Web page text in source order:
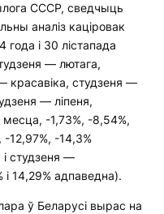
СССР, сведчыць
аналіз каціровак
і 30 лістапада
— лютага,
красавіка, студзеня —
— ліпеня,
-1,73%, -8,54%,
-12,97%, -14,3%
студзеня —
14,29% адпаведна).
ў Беларусі вырас на